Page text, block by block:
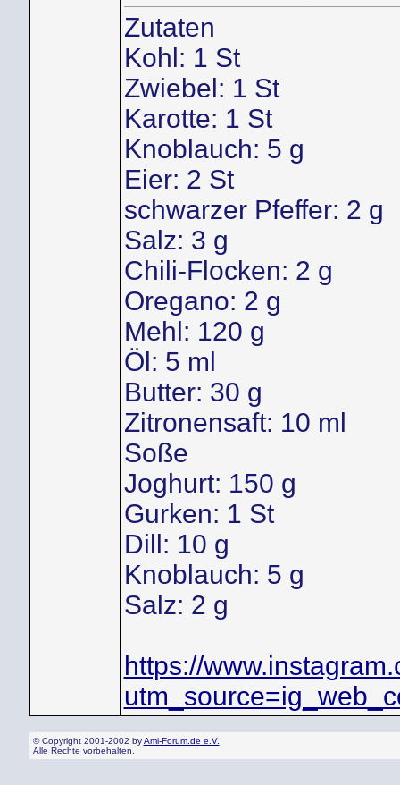
Zutaten
Kohl: 1 St
Zwiebel: 1 St
Karotte: 1 St
Knoblauch: 5 g
Eier: 2 St
schwarzer Pfeffer: 2 g
Salz: 3 g
Chili-Flocken: 2 g
Oregano: 2 g
Mehl: 120 g
Öl: 5 ml
Butter: 30 g
Zitronensaft: 10 ml
Soße
Joghurt: 150 g
Gurken: 1 St
Dill: 10 g
Knoblauch: 5 g
Salz: 2 g
https://
© Copyright 2001-2002 byAmi-Forum.de e.V.
Alle Rechte vorbehalten.